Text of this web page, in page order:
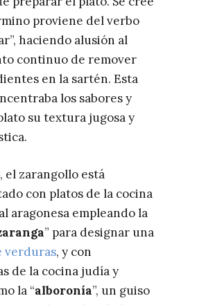
proviene del verbo
haciendo alusión al
continuo de remover
en la sartén. Esta
los sabores y
su textura jugosa y
el zarangollo está
con platos de la cocina
aragonesa empleando la
” para designar una
verduras, y con
de la cocina judía y
la “alboronía”, un guiso